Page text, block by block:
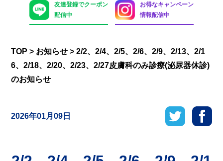
友達登録でクーポン
配信中
お得なキャンペーン
情報配信中
TOP > お知らせ >2/2、2/4、2/5、2/6、2/9、2/13、2/1
6、2/18、2/20、2/23、2/27皮膚科のみ診療(泌尿器休診)
のお知らせ
2026年01月09日